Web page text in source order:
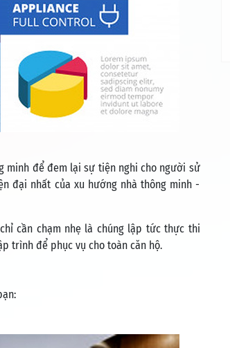
minh để đem lại sự tiện nghi cho người sử
đại nhất của xu hướng nhà thông minh -
cần chạm nhẹ là chúng lập tức thực thi
trình để phục vụ cho toàn căn hộ.